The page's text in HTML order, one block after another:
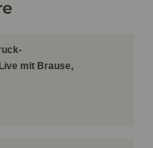
mit Brause,